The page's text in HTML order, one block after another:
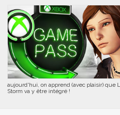
aujourd'hui, on apprend (avec plaisir) que
Storm va y être intégré !